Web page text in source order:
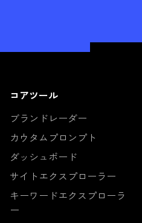
コアツール
ブランドレーダー
カウタムプロンプト
ダッシュボード
サイトエクスプローラー
キーワードエクスプローラ
ー